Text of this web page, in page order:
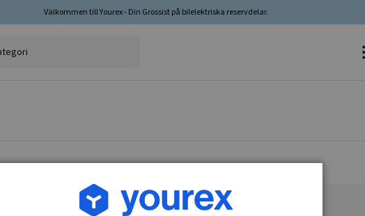
Välkommen till Yourex - Din Grossist på bilelektriska reservdelar.
Varenr.: 1860088